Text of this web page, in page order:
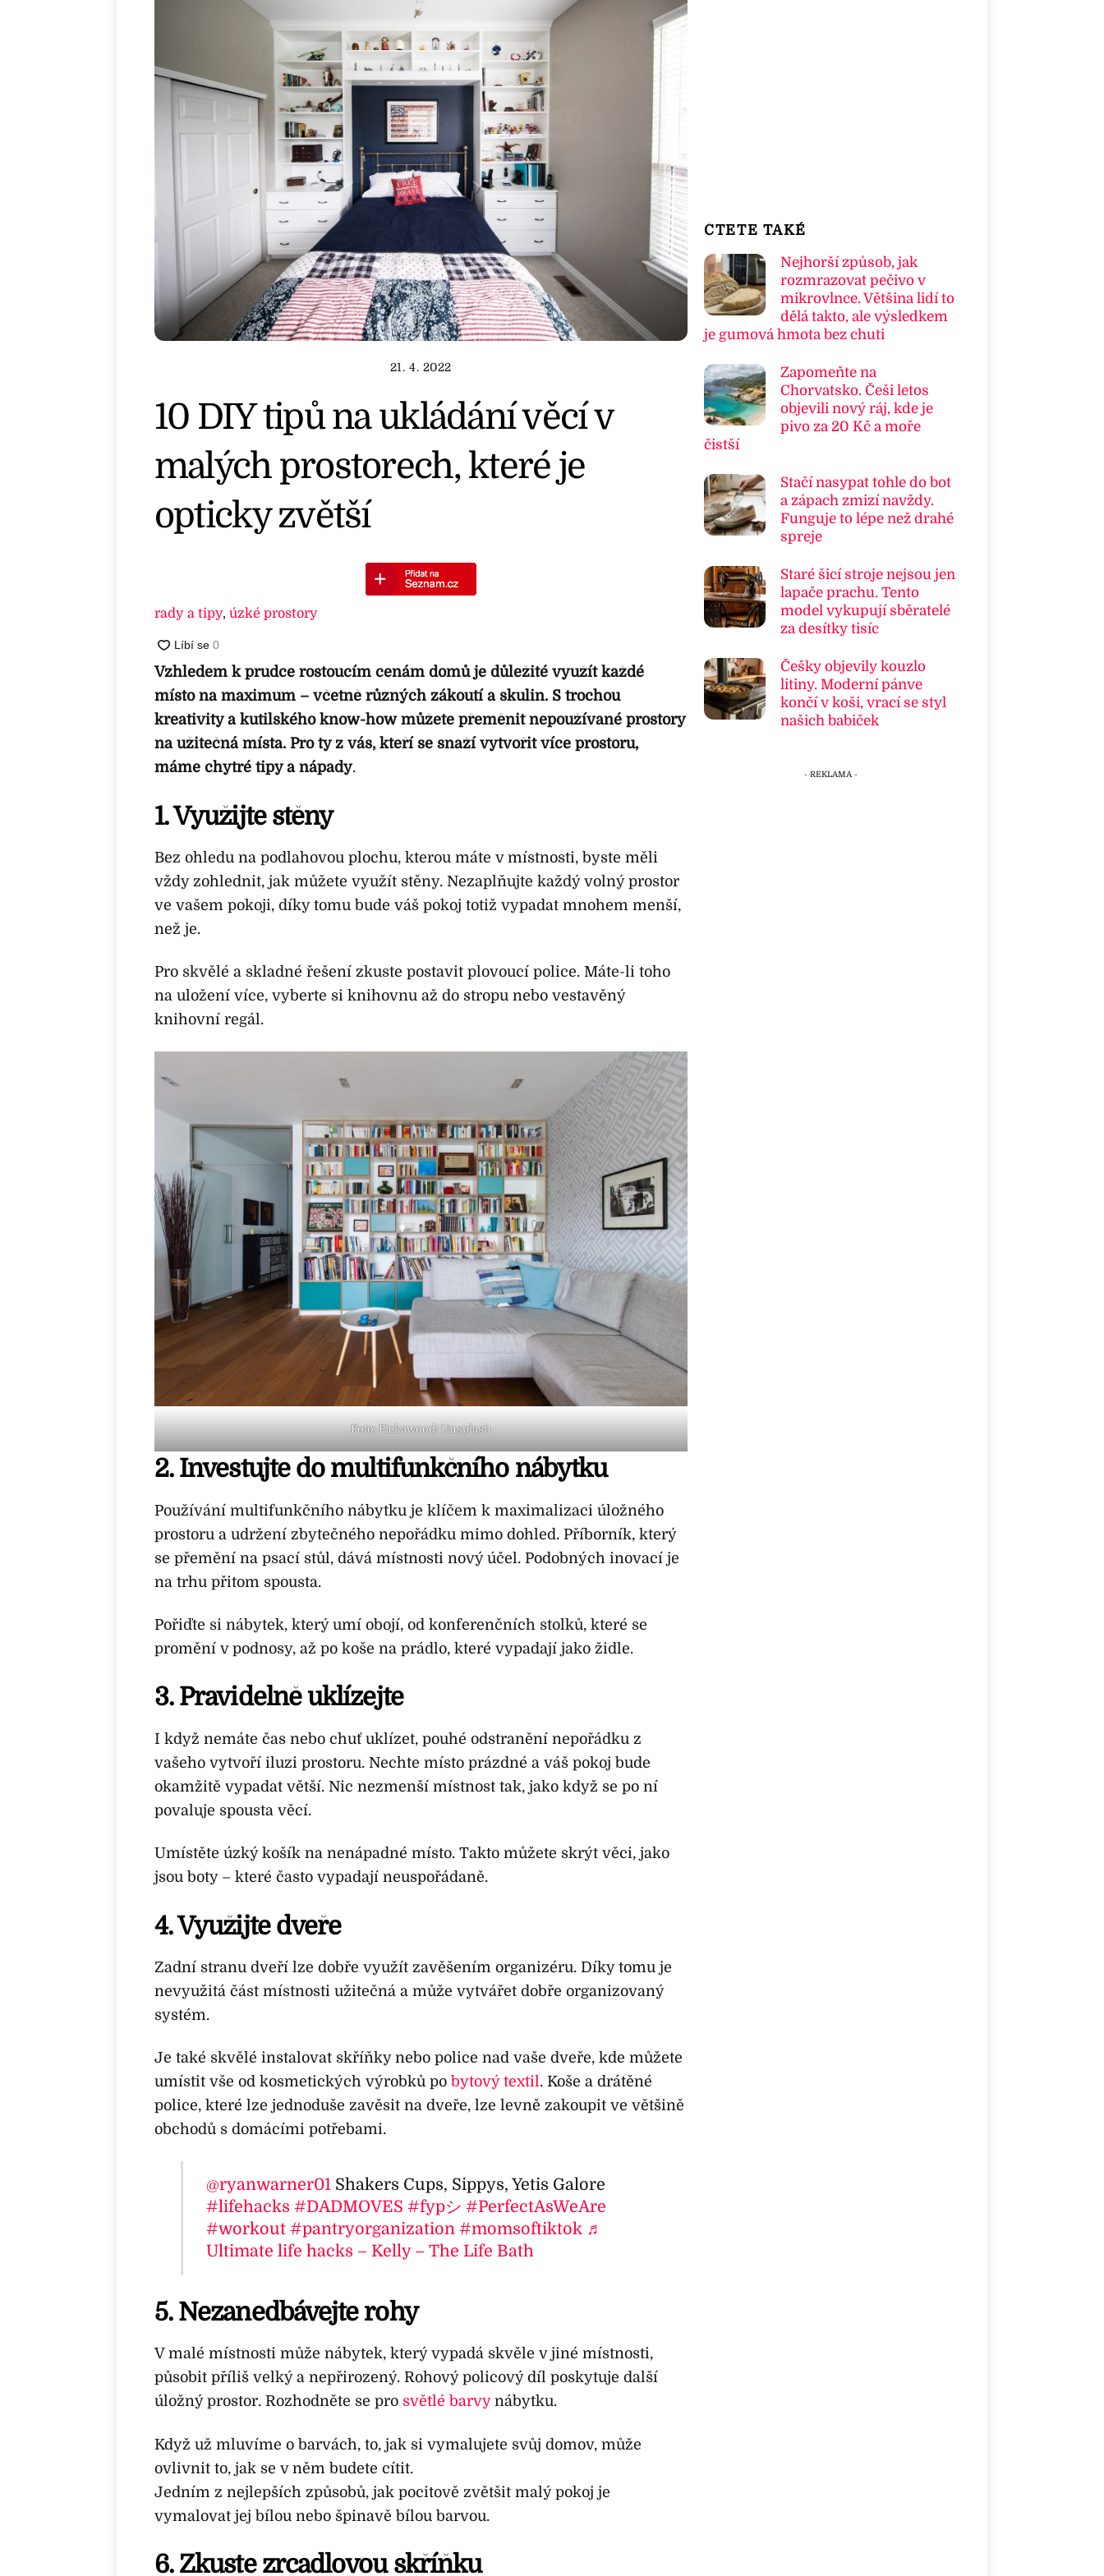
21. 4. 2022
10 DIY tipů na ukládání věcí v
malých prostorech, které je
opticky zvětší
rady a tipy, úzké prostory
Vzhledem k prudce rostoucím cenám domů je důležité využít každé
místo na maximum – včetně různých zákoutí a skulin. S trochou
kreativity a kutilského know-how můžete přeměnit nepoužívané prostory
na užitečná místa. Pro ty z vás, kteří se snaží vytvořit více prostoru,
máme chytré tipy a nápady.
1. Využijte stěny
Bez ohledu na podlahovou plochu, kterou máte v místnosti, byste měli
vždy zohlednit, jak můžete využít stěny. Nezaplňujte každý volný prostor
ve vašem pokoji, díky tomu bude váš pokoj totiž vypadat mnohem menší,
než je.
Pro skvělé a skladné řešení zkuste postavit plovoucí police. Máte-li toho
na uložení více, vyberte si knihovnu až do stropu nebo vestavěný
knihovní regál.
Foto: Pickawood/ Unsplash
2. Investujte do multifunkčního nábytku
Používání multifunkčního nábytku je klíčem k maximalizaci úložného
prostoru a udržení zbytečného nepořádku mimo dohled. Příborník, který
se přemění na psací stůl, dává místnosti nový účel. Podobných inovací je
na trhu přitom spousta.
Pořiďte si nábytek, který umí obojí, od konferenčních stolků, které se
promění v podnosy, až po koše na prádlo, které vypadají jako židle.
3. Pravidelně uklízejte
I když nemáte čas nebo chuť uklízet, pouhé odstranění nepořádku z
vašeho vytvoří iluzi prostoru. Nechte místo prázdné a váš pokoj bude
okamžitě vypadat větší. Nic nezmenší místnost tak, jako když se po ní
povaluje spousta věcí.
Umístěte úzký košík na nenápadné místo. Takto můžete skrýt věci, jako
jsou boty – které často vypadají neuspořádaně.
4. Využijte dveře
Zadní stranu dveří lze dobře využít zavěšením organizéru. Díky tomu je
nevyužitá část místnosti užitečná a může vytvářet dobře organizovaný
systém.
Je také skvělé instalovat skříňky nebo police nad vaše dveře, kde můžete
umístit vše od kosmetických výrobků po bytový textil. Koše a drátěné
police, které lze jednoduše zavěsit na dveře, lze levně zakoupit ve většině
obchodů s domácími potřebami.
@ryanwarner01 Shakers Cups, Sippys, Yetis Galore
#lifehacks #DADMOVES #fypシ #PerfectAsWeAre
#workout #pantryorganization #momsoftiktok ♬
Ultimate life hacks – Kelly – The Life Bath
5. Nezanedbávejte rohy
V malé místnosti může nábytek, který vypadá skvěle v jiné místnosti,
působit příliš velký a nepřirozený. Rohový policový díl poskytuje další
úložný prostor. Rozhodněte se pro světlé barvynábytku.
Když už mluvíme o barvách, to, jak si vymalujete svůj domov, může
ovlivnit to, jak se v něm budete cítit.
Jedním z nejlepších způsobů, jak pocitově zvětšit malý pokoj je
vymalovat jej bílou nebo špinavě bílou barvou.
6. Zkuste zrcadlovou skříňku
ČTETE TAKÉ
Nejhorší způsob, jak
rozmrazovat pečivo v
mikrovlnce. Většina lidí to
dělá takto, ale výsledkem
je gumová hmota bez chuti
Zapomeňte na
Chorvatsko. Češi letos
objevili nový ráj, kde je
pivo za 20 Kč a moře
čistší
Stačí nasypat tohle do bot
a zápach zmizí navždy.
Funguje to lépe než drahé
spreje
Staré šicí stroje nejsou jen
lapače prachu. Tento
model vykupují sběratelé
za desítky tisíc
Češky objevily kouzlo
litiny. Moderní pánve
končí v koši, vrací se styl
našich babiček